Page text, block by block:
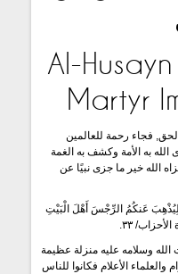
Al-
Martyr
فجاء رحمة للعالمين
به الأمة وكشف به الغمة
الله خير ما جزى نبيًا عن
لِيُذْهِبَ عَنكُمُ الرِّجْسَ أَهْلَ الْبَيْتِ
۳۳.
الله وسلامه عليه منزلة عظيمة
والعلماء الأعلام فكانوا للناس